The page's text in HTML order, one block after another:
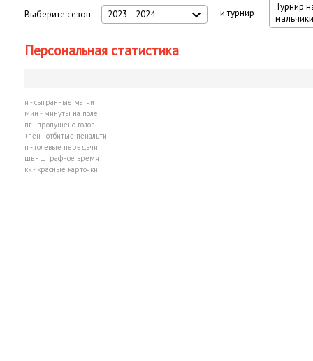
Выберите сезон 2023—2024 и турнир
Турнир
Персональная статистика
и - сыгранные матчи
мин - минуты на поле
пг - пропущено голов
+пен - отбитые пенальти
п - голевые передачи
шв - штрафное время
кк - красные карточки